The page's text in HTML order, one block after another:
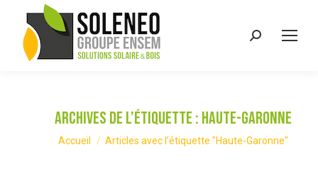
Recherche
Archives de l’étiquette : Haute-Garonne
Vous êtes ici :
Accueil Articles avec l’étiquette "Haute-Garonne"